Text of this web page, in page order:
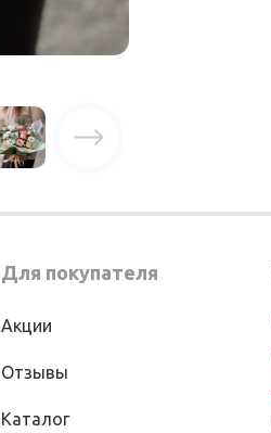
Для покупателя
Акции
Отзывы
Каталог